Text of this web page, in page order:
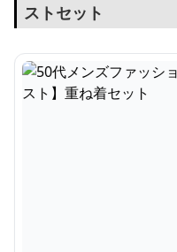
ストセット